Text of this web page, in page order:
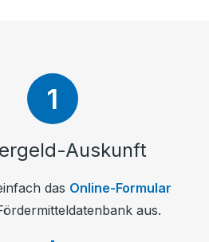
Auskunft
das Online-Formular
aus.